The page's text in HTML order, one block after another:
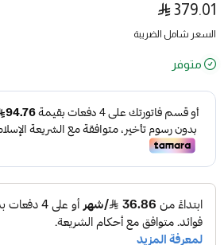
379.01
السعر شامل الضريبة
متوفر